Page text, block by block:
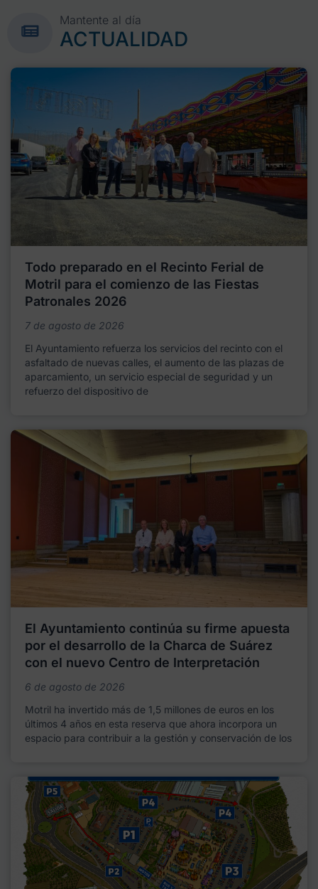
Mantente al día
ACTUALIDAD
Todo preparado en el Recinto Ferial de
Motril para el comienzo de las Fiestas
Patronales 2026
7 de agosto de 2026
El Ayuntamiento refuerza los servicios del recinto con el
asfaltado de nuevas calles, el aumento de las plazas de
aparcamiento, un servicio especial de seguridad y un
refuerzo del dispositivo de
El Ayuntamiento continúa su firme apuesta
por el desarrollo de la Charca de Suárez
con el nuevo Centro de Interpretación
6 de agosto de 2026
Motril ha invertido más de 1,5 millones de euros en los
últimos 4 años en esta reserva que ahora incorpora un
espacio para contribuir a la gestión y conservación de los